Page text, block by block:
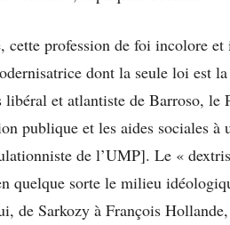
profession de foi incolore et
dont la seule loi est
et atlantiste de Barroso, le
publique et les aides sociales à
de l’UMP]. Le «
quelque sorte le milieu
de Sarkozy à François Hollande,